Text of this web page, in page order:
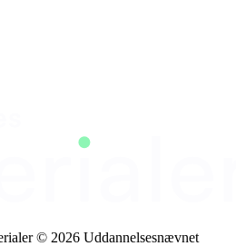
af relevante links, herunder
fra Europarl og DR samt slides og
Formålet er at give lærere og
opdateret indhold, som kan
kompetenceudviklingen. Centrale
Målgruppen er primært
der beskæftiger sig med
© 2026 Uddannelsesnævnet